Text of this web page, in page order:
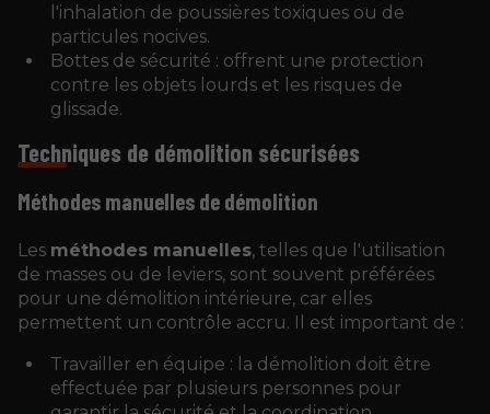
l'inhalation de poussières toxiques ou de
particules nocives.
Bottes de sécurité : offrent une protection
contre les objets lourds et les risques de
glissade.
Techniques de démolition sécurisées
Méthodes manuelles de démolition
Les méthodes manuelles, telles que l'utilisation
de masses ou de leviers, sont souvent préférées
pour une démolition intérieure, car elles
permettent un contrôle accru. Il est important de :
Travailler en équipe : la démolition doit être
effectuée par plusieurs personnes pour